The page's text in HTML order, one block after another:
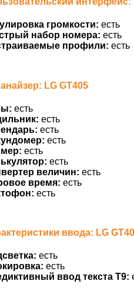
громкости: есть
набор номера: есть
профили: есть
LG GT405
есть
есть
есть
есть
есть
есть
величин: есть
время: есть
есть
ввода: LG
есть
есть
ввод текста Т9: